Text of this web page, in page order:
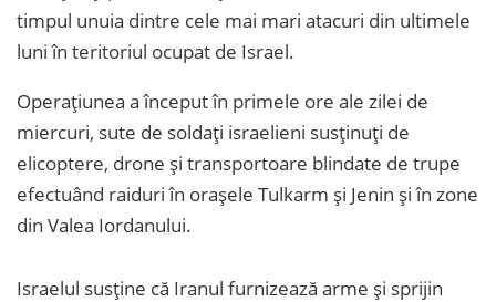
timpul unuia dintre cele mai mari atacuri din ultimele
luni în teritoriul ocupat de Israel.
Operațiunea a început în primele ore ale zilei de
miercuri, sute de soldați israelieni susținuți de
elicoptere, drone și transportoare blindate de trupe
efectuând raiduri în orașele Tulkarm și Jenin și în zone
din Valea Iordanului.
Israelul susține că Iranul furnizează arme și sprijin